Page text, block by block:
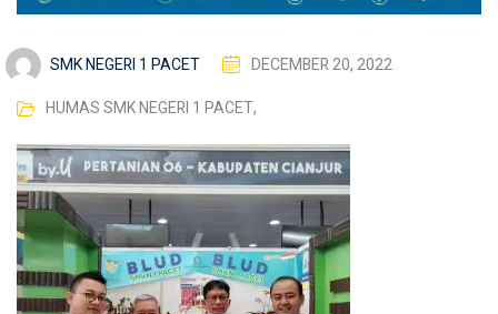
SMK NEGERI 1 PACET
DECEMBER 20, 2022
HUMAS SMK NEGERI 1 PACET,